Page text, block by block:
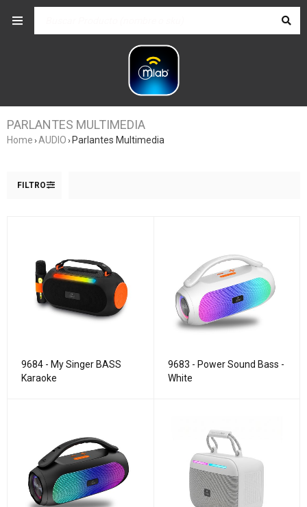
PARLANTES MULTIMEDIA
Home ›AUDIO › Parlantes Multimedia
FILTRO
9684 - My Singer BASS
Karaoke
9683 - Power Sound Bass -
White